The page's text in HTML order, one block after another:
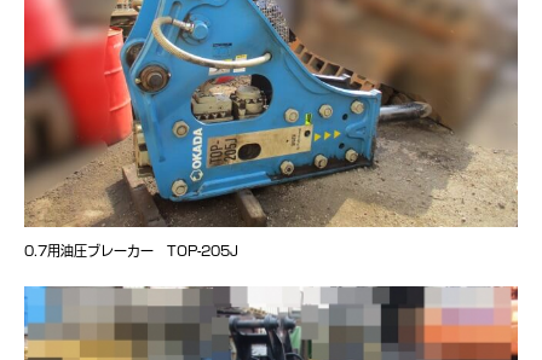
0.7用油圧ブレーカー TOP-205J